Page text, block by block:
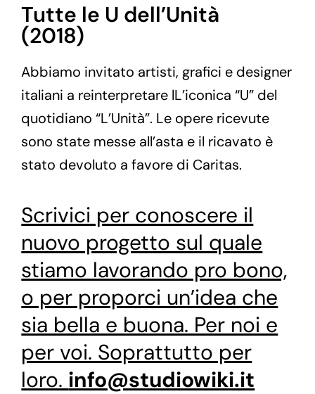
Tutte le U dell’Unità
(2018)
Abbiamo invitato artisti, grafici e designer
italiani a reinterpretare lL’iconica “U” del
quotidiano “L’Unità”. Le opere ricevute
sono state messe all’asta e il ricavato è
stato devoluto a favore di Caritas.
Scrivici per conoscere il
nuovo progetto sul quale
stiamo lavorando pro bono,
o per proporci un’idea che
sia bella e buona. Per noi e
per voi. Soprattutto per
loro. info@studiowiki.it